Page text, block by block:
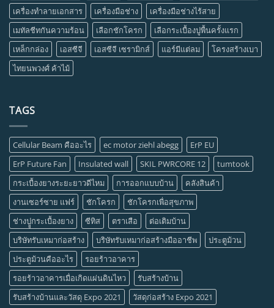
เครื่องทำลายเอกสาร
เครื่องมือช่าง
เครื่องมือช่างไร้สาย
เมทัลชีทกันความร้อน
เลือกชักโครก
เลือกระเบื้องปูพื้นครั้งแรก
เหล็กกล่อง
เอสซีจี เอสซีจี เซรามิกส์ แอร์มีแต่ลม
โครงสร้างเบา
ไทยนพวงศ์ ค้าไม้
TAGS
Cellular Beam คืออะไร ec motor ziehl abegg
ErP EU
ErP Future Fan
Insulated wall SKIL PWRCORE 12
tumtook
กระเบื้องยางระยะยาวดีไหม
การออกแบบบ้าน
คลังสินค้า
งานเซอร์ซาย แฟร์
ชักโครก
ชักโครกเพื่อสุขภาพ
ช่างปููกระเบื้องยาง
ซีทิส ตราเสือ
ต่อเติมบ้าน
บริษัทรับเหมาก่อสร้าง
บริษัทรับเหมาก่อสร้างมืออาชีพ
ประตูม้วน
ประตูม้วนคืออะไร
รอยร้าวอาคาร
รอยร้าวอาคารเมื่อเกิดแผ่นดินไหว
รับสร้างบ้าน
รับสร้างบ้านและวัสดุ Expo 2021
วัสดุก่อสร้าง Expo 2021